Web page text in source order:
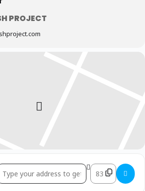
PROJECT
- Trapilho et Macramé []
Destination